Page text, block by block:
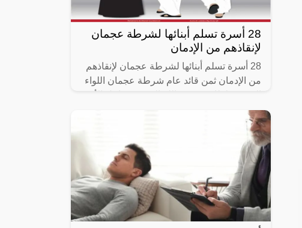
28 أسرة تسلم أبنائها لشرطة عجمان
لإنقاذهم من الإدمان
28 أسرة تسلم أبنائها لشرطة عجمان لإنقاذهم
من الإدمان ثمن قائد عام شرطة عجمان اللواء
مع تسليم ذويهم لإدارة مكافحة